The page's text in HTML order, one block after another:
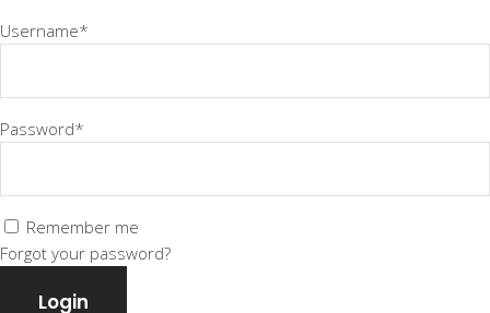
Username*
Password*
Remember me
Forgot your password?
Login